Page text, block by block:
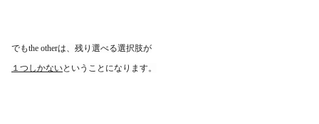
でもthe otherは、残り選べる選択肢が
１つしかないということになります。